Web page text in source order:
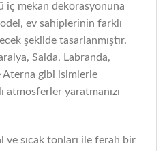
iç mekan dekorasyonuna
ev sahiplerinin farklı
şekilde tasarlanmıştır.
Salda, Labranda,
Aterna gibi isimlerle
atmosferler yaratmanızı
ve sıcak tonları ile ferah bir